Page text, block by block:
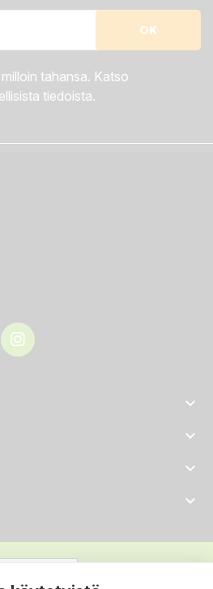
tahansa. Katso
tiedoista.



